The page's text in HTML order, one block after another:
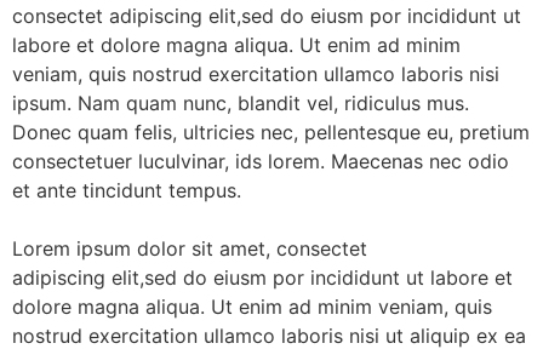
consectet adipiscing elit,sed do eiusm por incididunt ut
labore et dolore magna aliqua. Ut enim ad minim
veniam, quis nostrud exercitation ullamco laboris nisi
ipsum. Nam quam nunc, blandit vel, ridiculus mus.
Donec quam felis, ultricies nec, pellentesque eu, pretium
consectetuer luculvinar, ids lorem. Maecenas nec odio
et ante tincidunt tempus.
Lorem ipsum dolor sit amet, consectet
adipiscing elit,sed do eiusm por incididunt ut labore et
dolore magna aliqua. Ut enim ad minim veniam, quis
nostrud exercitation ullamco laboris nisi ut aliquip ex ea